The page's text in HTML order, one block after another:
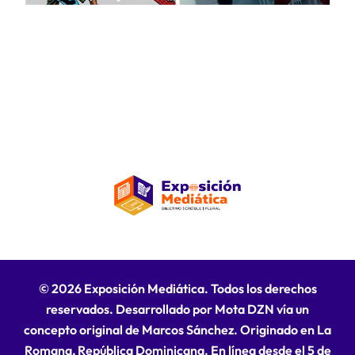
© 2026 Exposición Mediática. Todos los derechos
reservados. Desarrollado por Mota DZN vía un
concepto original de Marcos Sánchez. Originado en La
Romana, República Dominicana. En línea desde el 5 de